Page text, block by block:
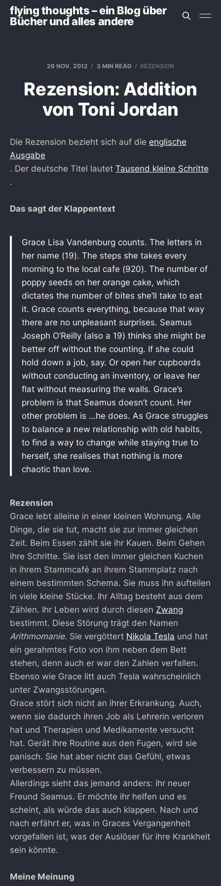
flying thoughts – ein Blog über
Bücher und alles andere
26 NOV. 2012 3 MIN READ REZENSION
Rezension: Addition
von Toni Jordan
Die Rezension bezieht sich auf die englische
Ausgabe
. Der deutsche Titel lautet Tausend kleine Schritte
.
Das sagt der Klappentext
Grace Lisa Vandenburg counts. The letters in
her name (19). The steps she takes every
morning to the local cafe (920). The number of
poppy seeds on her orange cake, which
dictates the number of bites she’ll take to eat
it. Grace counts everything, because that way
there are no unpleasant surprises. Seamus
Joseph O’Reilly (also a 19) thinks she might be
better off without the counting. If she could
hold down a job, say. Or open her cupboards
without conducting an inventory, or leave her
flat without measuring the walls. Grace’s
problem is that Seamus doesn’t count. Her
other problem is …he does. As Grace struggles
to balance a new relationship with old habits,
to find a way to change while staying true to
herself, she realises that nothing is more
chaotic than love.
Rezension
Grace lebt alleine in einer kleinen Wohnung. Alle
Dinge, die sie tut, macht sie zur immer gleichen
Zeit. Beim Essen zählt sie ihr Kauen. Beim Gehen
ihre Schritte. Sie isst den immer gleichen Kuchen
in ihrem Stammcafé an ihrem Stammplatz nach
einem bestimmten Schema. Sie muss ihn aufteilen
in viele kleine Stücke. Ihr Alltag besteht aus dem
Zählen. Ihr Leben wird durch diesen Zwang
bestimmt. Diese Störung trägt den Namen
Arithmomanie. Sie vergöttert Nikola Tesla und hat
ein gerahmtes Foto von ihm neben dem Bett
stehen, denn auch er war den Zahlen verfallen.
Ebenso wie Grace litt auch Tesla wahrscheinlich
unter Zwangsstörungen.
Grace stört sich nicht an ihrer Erkrankung. Auch,
wenn sie dadurch ihren Job als Lehrerin verloren
hat und Therapien und Medikamente versucht
hat. Gerät ihre Routine aus den Fugen, wird sie
panisch. Sie hat aber nicht das Gefühl, etwas
verbessern zu müssen.
Allerdings sieht das jemand anders: ihr neuer
Freund Seamus. Er möchte ihr helfen und es
scheint, als würde das auch klappen. Nach und
nach erfährt er, was in Graces Vergangenheit
vorgefallen ist, was der Auslöser für ihre Krankheit
sein könnte.
Meine Meinung